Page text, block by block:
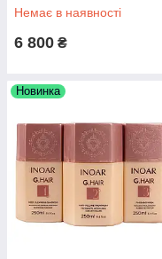
Немає в наявності
6 800 ₴
Новинка